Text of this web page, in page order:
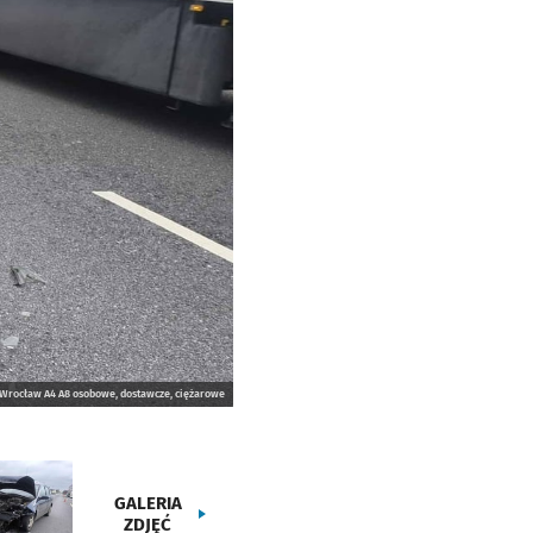
A4 A8 osobowe, dostawcze, ciężarowe
GALERIA
ZDJĘĆ